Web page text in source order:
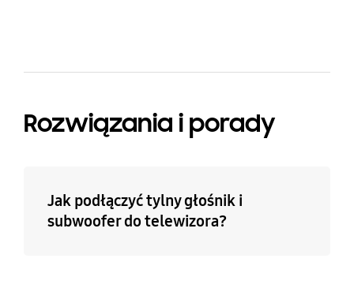
Rozwiązania i porady
Jak podłączyć tylny głośnik i
subwoofer do telewizora?